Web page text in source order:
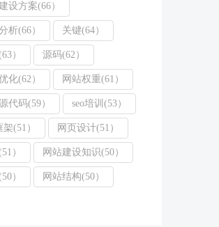
设方案(66）
析(66） 关键(64）
） 源码(62）
化(62） 网站权重(61）
代码(59） seo培训(53）
架(51） 网页设计(51）
） 网站建设知识(50）
） 网站结构(50）